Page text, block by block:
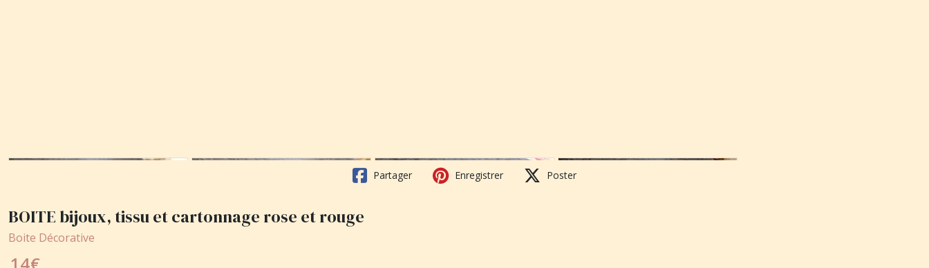
Partager Enregistrer Poster
BOITE bijoux, tissu et cartonnage rose et rouge
Boite Décorative